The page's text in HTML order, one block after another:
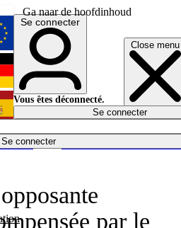
Ga naar de hoofdinhoud
Close menu
Se connecter
English
Deutsch
Español
Se connecter
Vous êtes déconnecté.
Se connecter
par le